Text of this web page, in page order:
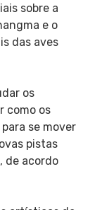
sobre a
e o
das aves
os
como os
se mover
pistas
de acordo